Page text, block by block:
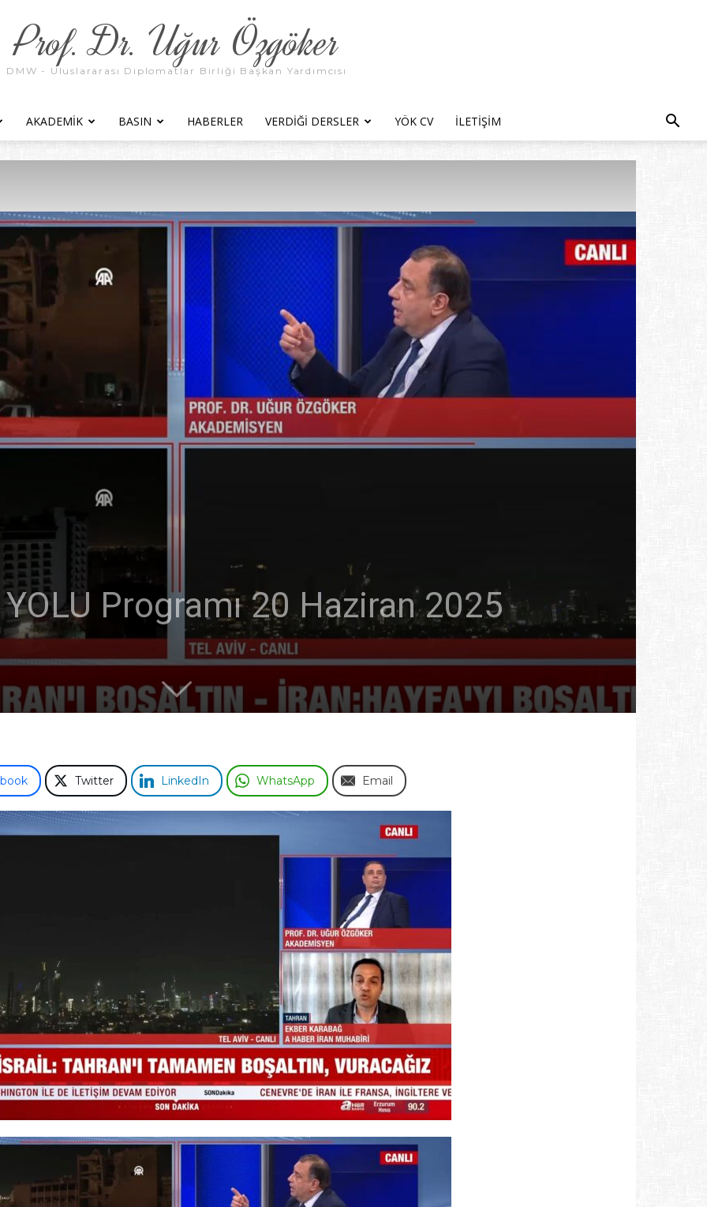
Prof. Dr. Uğur Özgöker
DMW - Uluslararası Diplomatlar Birliği Başkan Yardımcısı
AKADEMIK BASIN HABERLER VERDIĞI DERSLER YÖK CV İLETIŞIM
Programı 20 Haziran 2025
Twitter LinkedIn WhatsApp Email